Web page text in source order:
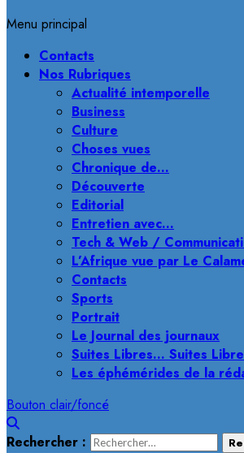
Menu principal
Contacts
Nos Rubriques
Actualité intemporelle
Business
Culture
Choses vues
Chronique de…
Découverte
Editorial
Entretien avec…
Tech & Web /
L’Afrique vue par Le
Contacts
Sports
Portrait
Le Journal des journaux
Suites Libres… Suites
Les éphémérides de la
Bouton clair/foncé
Rechercher :